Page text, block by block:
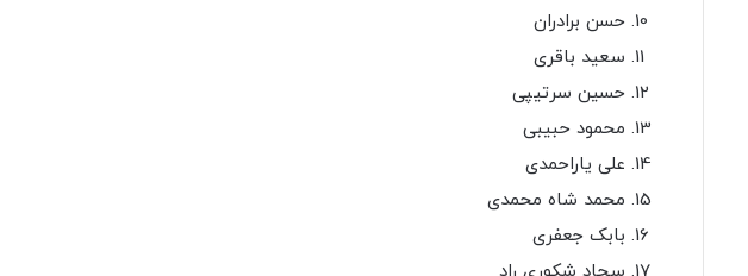
حسن برادران
سعید باقری
حسین سرتیپی
محمود حبیبی
علی یاراحمدی
محمد شاه محمدی
بابک جعفری